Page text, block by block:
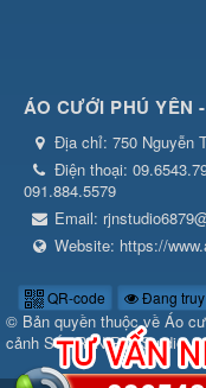
ÁO CƯỚI PHÚ YÊN
Địa chỉ: 750 Nguyễn
Điện thoại:
091.884.5579
Email:
Website: https://
QR-code Đang
© Bản quyền thuộc về Áo
cảnh Số1 RJN RIN Studio